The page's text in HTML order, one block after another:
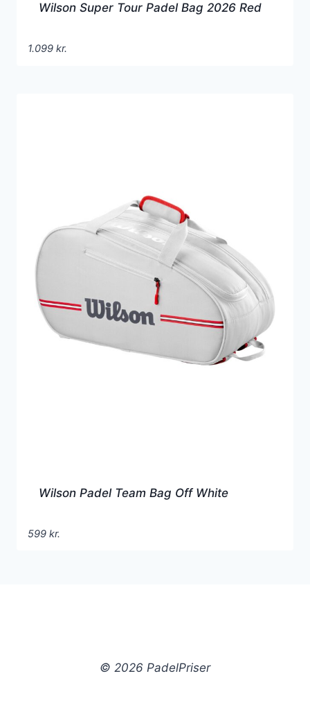
Wilson Super Tour Padel Bag 2026 Red
1.099 kr.
Wilson Padel Team Bag Off White
599 kr.
© 2026 PadelPriser